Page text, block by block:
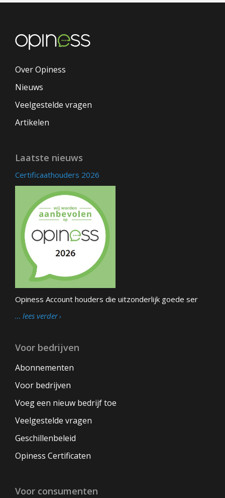
Over Opiness
Nieuws
Veelgestelde vragen
Artikelen
Laatste nieuws
Certificaathouders 2026
Opiness Account houders die uitzonderlijk goede ser
… lees verder
Voor bedrijven
Abonnementen
Voor bedrijven
Voeg een nieuw bedrijf toe
Veelgestelde vragen
Geschillenbeleid
Opiness Certificaten
Voor consumenten